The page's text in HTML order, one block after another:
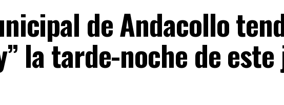
de Andacollo
la tarde-noche de este